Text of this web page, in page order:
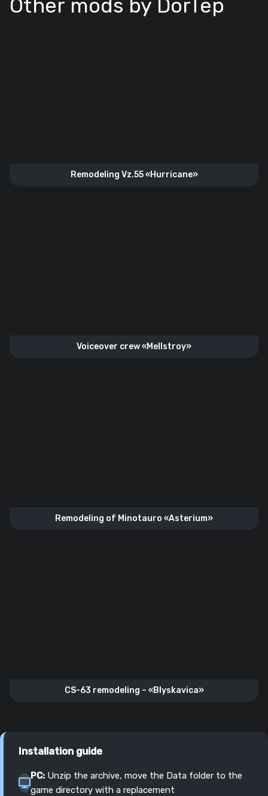
Other mods by DorTep
Remodeling Vz.55 «Hurricane»
Voiceover crew «Mellstroy»
Remodeling of Minotauro «Asterium»
CS-63 remodeling – «Blyskavica»
Installation guide
PC: Unzip the archive, move the Data folder to the
game directory with a replacement